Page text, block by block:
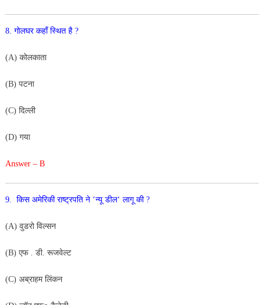
8. गोलघर कहाँ स्थित है ?
(A) कोलकाता
(B) पटना
(C) दिल्ली
(D) गया
Answer – B
9. किस अमेरिकी राष्ट्रपति ने ‘न्यू डील‘ लागू की ?
(A) वुडरो विल्सन
(B) एफ . डी. रूजवेल्ट
(C) अब्राहम लिंकन